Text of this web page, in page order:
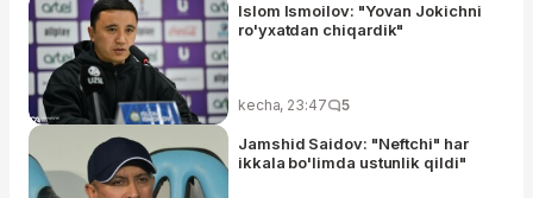
Islom Ismoilov: "Yovan Jokichni
ro'yxatdan chiqardik"
kecha, 23:47 5
Jamshid Saidov: "Neftchi" har
ikkala bo'limda ustunlik qildi"